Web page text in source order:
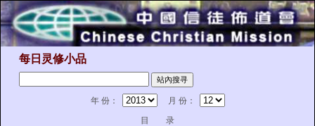
每日灵修小品
年 份：
月 份：
目 录